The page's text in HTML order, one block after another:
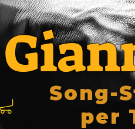
Song-
per